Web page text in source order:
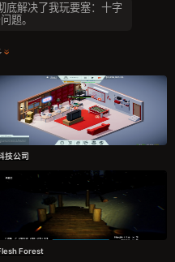
底解决了我玩要塞：十字
题。
技公司
Forest